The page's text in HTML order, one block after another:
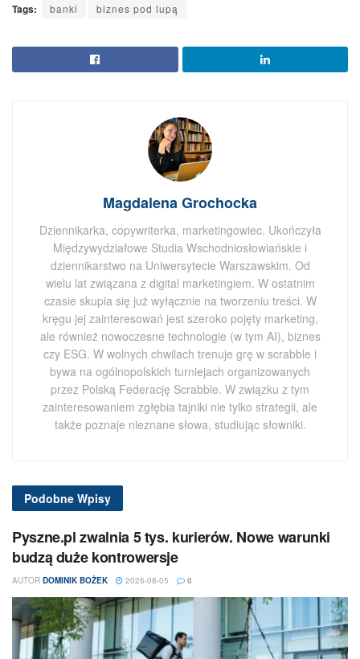
Tags: banki biznes pod lupą
Magdalena Grochocka
Dziennikarka, copywriterka, marketingowiec. Ukończyła
Międzywydziałowe Studia Wschodniosłowiańskie i
dziennikarstwo na Uniwersytecie Warszawskim. Od
wielu lat związana z digital marketingiem. W ostatnim
czasie skupia się już wyłącznie na tworzeniu treści. W
kręgu jej zainteresowań jest szeroko pojęty marketing,
ale również nowoczesne technologie (w tym AI), biznes
czy ESG. W wolnych chwilach trenuje grę w scrabble i
bywa na ogólnopolskich turniejach organizowanych
przez Polską Federację Scrabble. W związku z tym
zainteresowaniem zgłębia tajniki nie tylko strategii, ale
także poznaje nieznane słowa, studiując słowniki.
Podobne Wpisy
Pyszne.pl zwalnia 5 tys. kurierów. Nowe warunki
budzą duże kontrowersje
AUTOR DOMINIK BOŻEK 2026-08-05 0